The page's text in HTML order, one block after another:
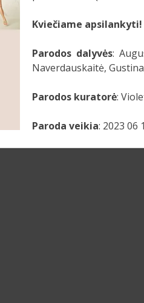
Kviečiame apsilankyti!
Parodos dalyvės:
Naverdauskaitė,
Parodos kuratorė:
Paroda veikia: 2023 06